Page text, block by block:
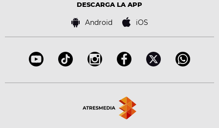
DESCARGA LA APP
Android iOS